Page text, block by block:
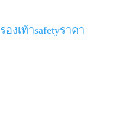
รองเท้าsafetyราคา